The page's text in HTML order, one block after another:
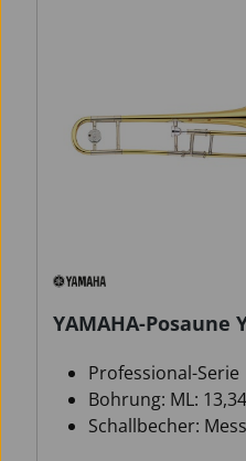
YAMAHA-Posaune
Professional-Serie
Bohrung: ML:
Schallbecher: